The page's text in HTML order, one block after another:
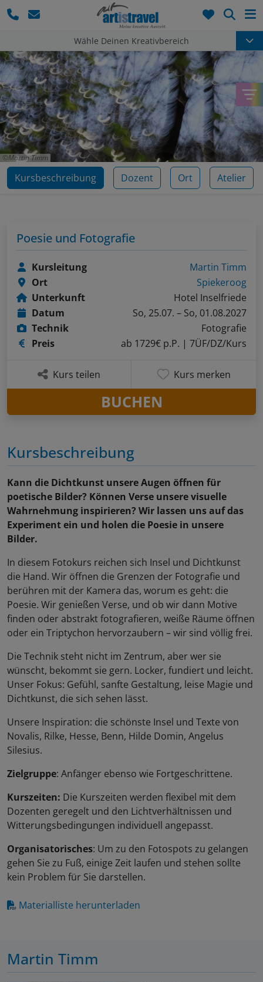
Wähle Deinen Kreativbereich
Martin Timm
Kursbeschreibung Dozent Ort Atelier
Kursbeschreibung
Kann die Dichtkunst unsere Augen öffnen für
poetische Bilder? Können Verse unsere visuelle
Wahrnehmung inspirieren? Wir lassen uns auf das
Experiment ein und holen die Poesie in unsere
Bilder.
In diesem Fotokurs reichen sich Insel und Dichtkunst
die Hand. Wir öffnen die Grenzen der Fotografie und
berühren mit der Kamera das, worum es geht: die
Poesie. Wir genießen Verse, und ob wir dann Motive
finden oder abstrakt fotografieren, weiße Räume öffnen
oder ein Triptychon hervorzaubern – wir sind völlig frei.
Die Technik steht nicht im Zentrum, aber wer sie
wünscht, bekommt sie gern. Locker, fundiert und leicht.
Unser Fokus: Gefühl, sanfte Gestaltung, leise Magie und
Dichtkunst, die sich sehen lässt.
Unsere Inspiration: die schönste Insel und Texte von
Novalis, Rilke, Hesse, Benn, Hilde Domin, Angelus
Silesius.
Zielgruppe: Anfänger ebenso wie Fortgeschrittene.
Kurszeiten: Die Kurszeiten werden flexibel mit dem
Dozenten geregelt und den Lichtverhältnissen und
Witterungsbedingungen individuell angepasst.
Organisatorisches: Um zu den Fotospots zu gelangen
gehen Sie zu Fuß, einige Zeit laufen und stehen sollte
kein Problem für Sie darstellen.
Materialliste herunterladen
Martin Timm
Poesie und Fotografie
Kursleitung
Martin Timm
Ort
Spiekeroog
Unterkunft
Hotel Inselfriede
Datum
So, 25.07. – So, 01.08.2027
Technik
Fotografie
Preis
ab 1729€ p.P. | 7ÜF/DZ/Kurs
Kurs teilen Kurs merken
BUCHEN